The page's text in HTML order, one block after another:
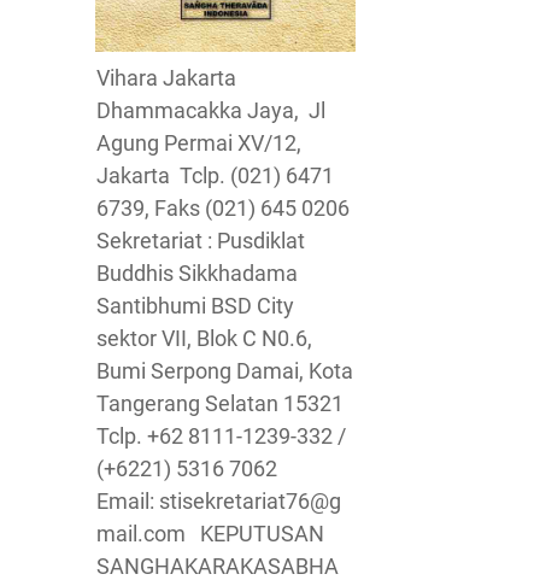
Vihara Jakarta
Dhammacakka Jaya, Jl
Agung Permai XV/12,
Jakarta Tclp. (021) 6471
6739, Faks (021) 645 0206
Sekretariat : Pusdiklat
Buddhis Sikkhadama
Santibhumi BSD City
sektor VII, Blok C N0.6,
Bumi Serpong Damai, Kota
Tangerang Selatan 15321
Tclp. +62 8111-1239-332 /
(+6221) 5316 7062
Email: stisekretariat76@g
mail.com KEPUTUSAN
SANGHAKARAKASABHA